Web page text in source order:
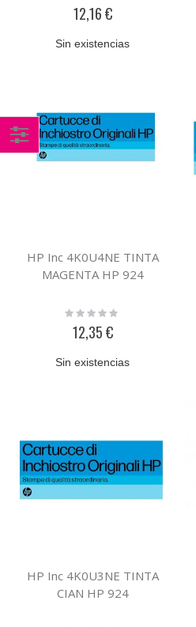
12,16 €
Sin existencias
HP Inc 4K0U4NE TINTA
MAGENTA HP 924
Rating:
12,35 €
Sin existencias
HP Inc 4K0U3NE TINTA
CIAN HP 924
Comprar